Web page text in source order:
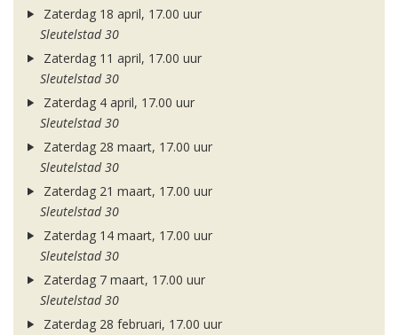
Zaterdag 18 april, 17.00 uur
Sleutelstad 30
Zaterdag 11 april, 17.00 uur
Sleutelstad 30
Zaterdag 4 april, 17.00 uur
Sleutelstad 30
Zaterdag 28 maart, 17.00 uur
Sleutelstad 30
Zaterdag 21 maart, 17.00 uur
Sleutelstad 30
Zaterdag 14 maart, 17.00 uur
Sleutelstad 30
Zaterdag 7 maart, 17.00 uur
Sleutelstad 30
Zaterdag 28 februari, 17.00 uur